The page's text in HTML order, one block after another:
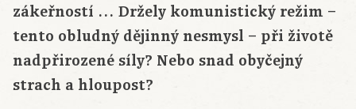
zákeřností … Držely komunistický režim –
tento obludný dějinný nesmysl – při životě
nadpřirozené síly? Nebo snad obyčejný
strach a hloupost?